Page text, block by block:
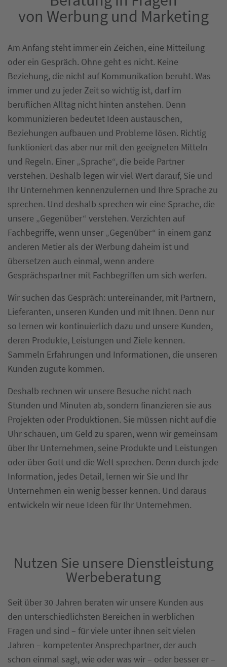
von Werbung und Marketing
Am Anfang steht immer ein Zeichen, eine Mitteilung
oder ein Gespräch. Ohne geht es nicht. Keine
Beziehung, die nicht auf Kommunikation beruht. Was
immer und zu jeder Zeit so wichtig ist, darf im
beruflichen Alltag nicht hinten anstehen. Denn
kommunizieren bedeutet Ideen austauschen,
Beziehungen aufbauen und Probleme lösen. Richtig
funktioniert das aber nur mit den geeigneten Mitteln
und Regeln. Einer „Sprache“, die beide Partner
verstehen. Deshalb legen wir viel Wert darauf, Sie und
Ihr Unternehmen kennenzulernen und Ihre Sprache zu
sprechen. Und deshalb sprechen wir eine Sprache, die
unsere „Gegenüber“ verstehen. Verzichten auf
Fachbegriffe, wenn unser „Gegenüber“ in einem ganz
anderen Metier als der Werbung daheim ist und
übersetzen auch einmal, wenn andere
Gesprächspartner mit Fachbegriffen um sich werfen.
Wir suchen das Gespräch: untereinander, mit Partnern,
Lieferanten, unseren Kunden und mit Ihnen. Denn nur
so lernen wir kontinuierlich dazu und unsere Kunden,
deren Produkte, Leistungen und Ziele kennen.
Sammeln Erfahrungen und Informationen, die unseren
Kunden zugute kommen.
Deshalb rechnen wir unsere Besuche nicht nach
Stunden und Minuten ab, sondern finanzieren sie aus
Projekten oder Produktionen. Sie müssen nicht auf die
Uhr schauen, um Geld zu sparen, wenn wir gemeinsam
über Ihr Unternehmen, seine Produkte und Leistungen
oder über Gott und die Welt sprechen. Denn durch jede
Information, jedes Detail, lernen wir Sie und Ihr
Unternehmen ein wenig besser kennen. Und daraus
entwickeln wir neue Ideen für Ihr Unternehmen.
Nutzen Sie unsere Dienstleistung
Werbeberatung
Seit über 30 Jahren beraten wir unsere Kunden aus
den unterschiedlichsten Bereichen in werblichen
Fragen und sind – für viele unter ihnen seit vielen
Jahren – kompetenter Ansprechpartner, der auch
schon einmal sagt, wie oder was wir – oder besser er –